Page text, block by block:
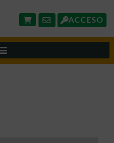
ACCESO